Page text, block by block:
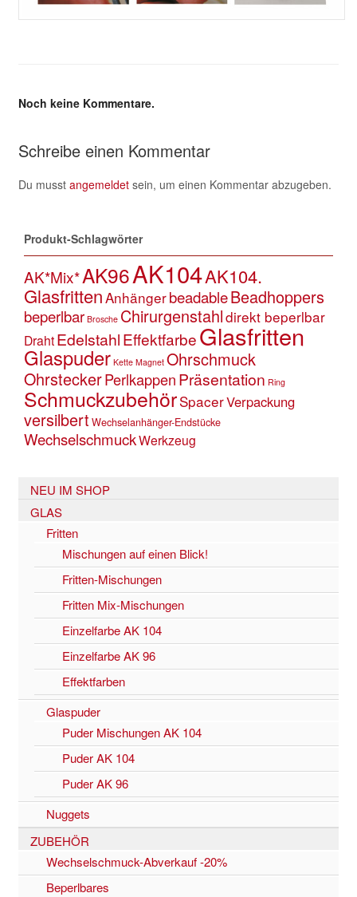
Noch keine Kommentare.
Schreibe einen Kommentar
Du musst angemeldetsein, um einen Kommentar abzugeben.
Produkt-Schlagwörter
AK*Mix*AK96AK104AK104.
GlasfrittenAnhängerbeadableBeadhoppers
beperlbar Brosche Chirurgenstahldirekt beperlbar
DrahtEdelstahlEffektfarbeGlasfritten
Glaspuder Kette Magnet Ohrschmuck
OhrsteckerPerlkappenPräsentation Ring
SchmuckzubehörSpacerVerpackung
versilbert Wechselanhänger-Endstücke
WechselschmuckWerkzeug
NEU IM SHOP
GLAS
Fritten
Mischungen auf einen Blick!
Fritten-Mischungen
Fritten Mix-Mischungen
Einzelfarbe AK 104
Einzelfarbe AK 96
Effektfarben
Glaspuder
Puder Mischungen AK 104
Puder AK 104
Puder AK 96
Nuggets
ZUBEHÖR
Wechselschmuck-Abverkauf -20%
Beperlbares